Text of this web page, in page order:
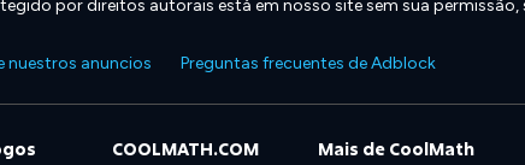
por direitos autorais está em nosso site sem sua permissão,
nuestros anuncios Preguntas frecuentes de Adblock
COOLMATH.COM Mais de CoolMath